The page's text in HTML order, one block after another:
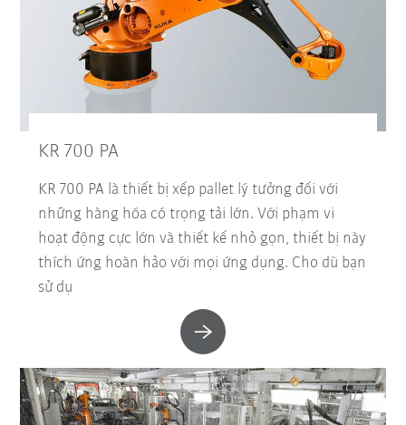
KR 700 PA
KR 700 PA là thiết bị xếp pallet lý tưởng đối với
những hàng hóa có trọng tải lớn. Với phạm vi
hoạt động cực lớn và thiết kế nhỏ gọn, thiết bị này
thích ứng hoàn hảo với mọi ứng dụng. Cho dù bạn
sử dụ